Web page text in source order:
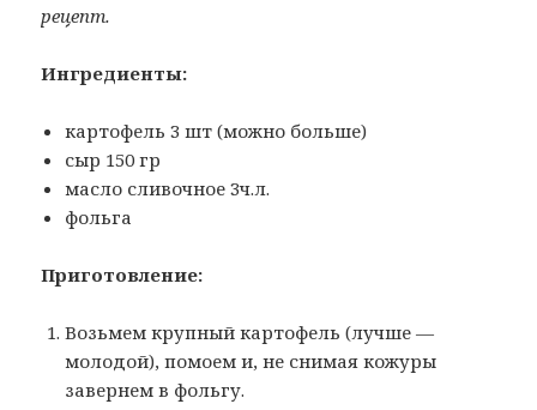
рецепт.
Ингредиенты:
картофель 3 шт (можно больше)
сыр 150 гр
масло сливочное 3ч.л.
фольга
Приготовление:
Возьмем крупный картофель (лучше —
молодой), помоем и, не снимая кожуры
завернем в фольгу.